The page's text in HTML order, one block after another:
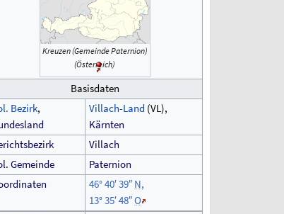
Kreuzen (Gemeinde Paternion)
(Österreich)
Basisdaten
Bezirk,
Villach-Land (VL),
Kärnten
Villach
Gemeinde
Paternion
46°40′39″ N,
13°35′48″O